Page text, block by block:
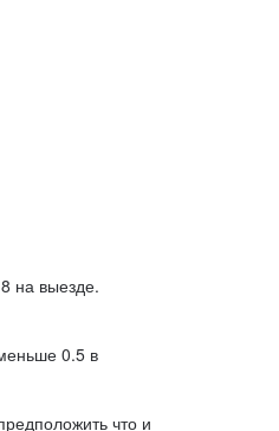
на выезде.
0.5 в
что и